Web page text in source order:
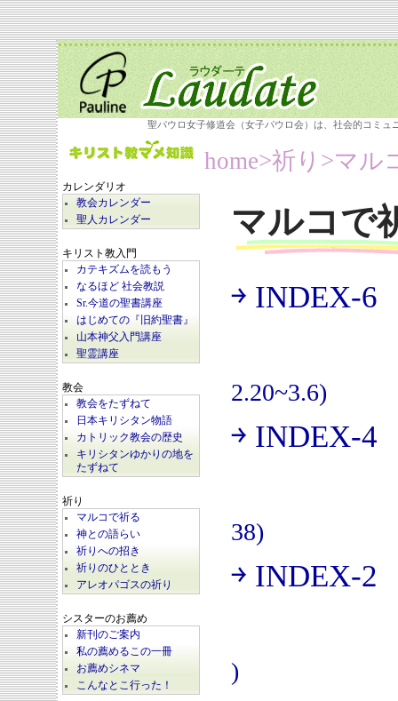
聖パウロ女子修道会（女子パウロ会）は、社会的コミ
カレンダリオ
教会カレンダー
聖人カレンダー
キリスト教入門
カテキズムを読もう
なるほど 社会教説
Sr.今道の聖書講座
はじめての『旧約聖書』
山本神父入門講座
聖霊講座
教会
教会をたずねて
日本キリシタン物語
カトリック教会の歴史
キリシタンゆかりの地を
たずねて
祈り
マルコで祈る
神との語らい
祈りへの招き
祈りのひととき
アレオパゴスの祈り
シスターのお薦め
新刊のご案内
私の薦めるこの一冊
お薦めシネマ
こんなとこ行った！
home>祈り>マル
マルコで
￫ INDEX-6
2.20~3.6)
￫ INDEX-4
38)
￫ INDEX-2
)